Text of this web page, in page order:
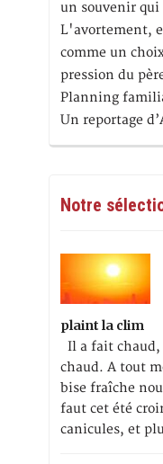
un souvenir qui
L'avortement,
comme un
pression du
Planning
Un reportage
Notre
plaint la clim
Il a fait
chaud. A tout
bise fraîche
faut cet été
canicules, et